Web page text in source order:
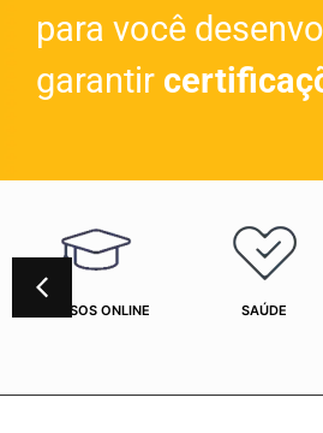
para você
garantir
CURSOS ONLINE SAÚDE